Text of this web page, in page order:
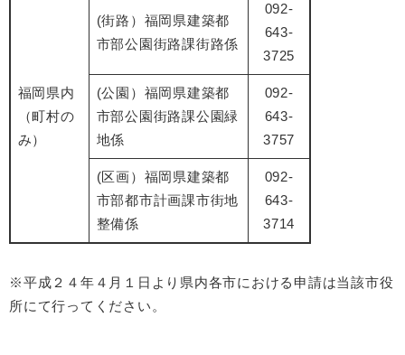
福岡県内
（町村の
み）
(街路）福岡県建築都
市部公園街路課街路係
092-
643-
3725
(公園）福岡県建築都
市部公園街路課公園緑
地係
092-
643-
3757
(区画）福岡県建築都
市部都市計画課市街地
整備係
092-
643-
3714
※平成２４年４月１日より県内各市における申請は当該市役
所にて行ってください。